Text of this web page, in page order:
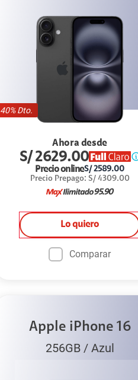
40% Dto.
Ahora desde
S/ 2629.00
Precio onlineS/ 2589.00
Precio Prepago: S/ 4309.00
95.90
Lo quiero
Comparar
Apple iPhone 16
256GB/ Azul